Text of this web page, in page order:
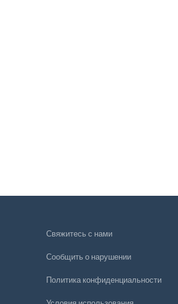
Свяжитесь с нами
Сообщить о нарушении
Политика конфиденциальности